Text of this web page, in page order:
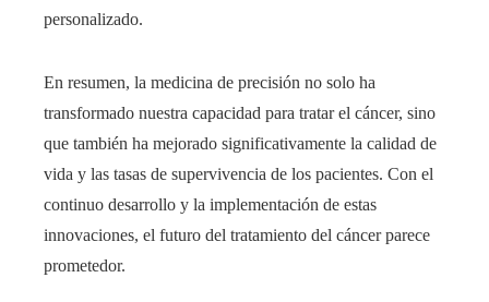
personalizado.
En resumen, la medicina de precisión no solo ha
transformado nuestra capacidad para tratar el cáncer, sino
que también ha mejorado significativamente la calidad de
vida y las tasas de supervivencia de los pacientes. Con el
continuo desarrollo y la implementación de estas
innovaciones, el futuro del tratamiento del cáncer parece
prometedor.